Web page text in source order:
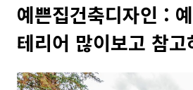
예쁜집건축디자인 :
테리어 많이보고 참고